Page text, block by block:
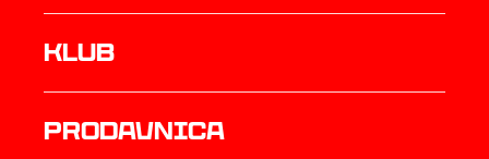
Klub
prodavnica